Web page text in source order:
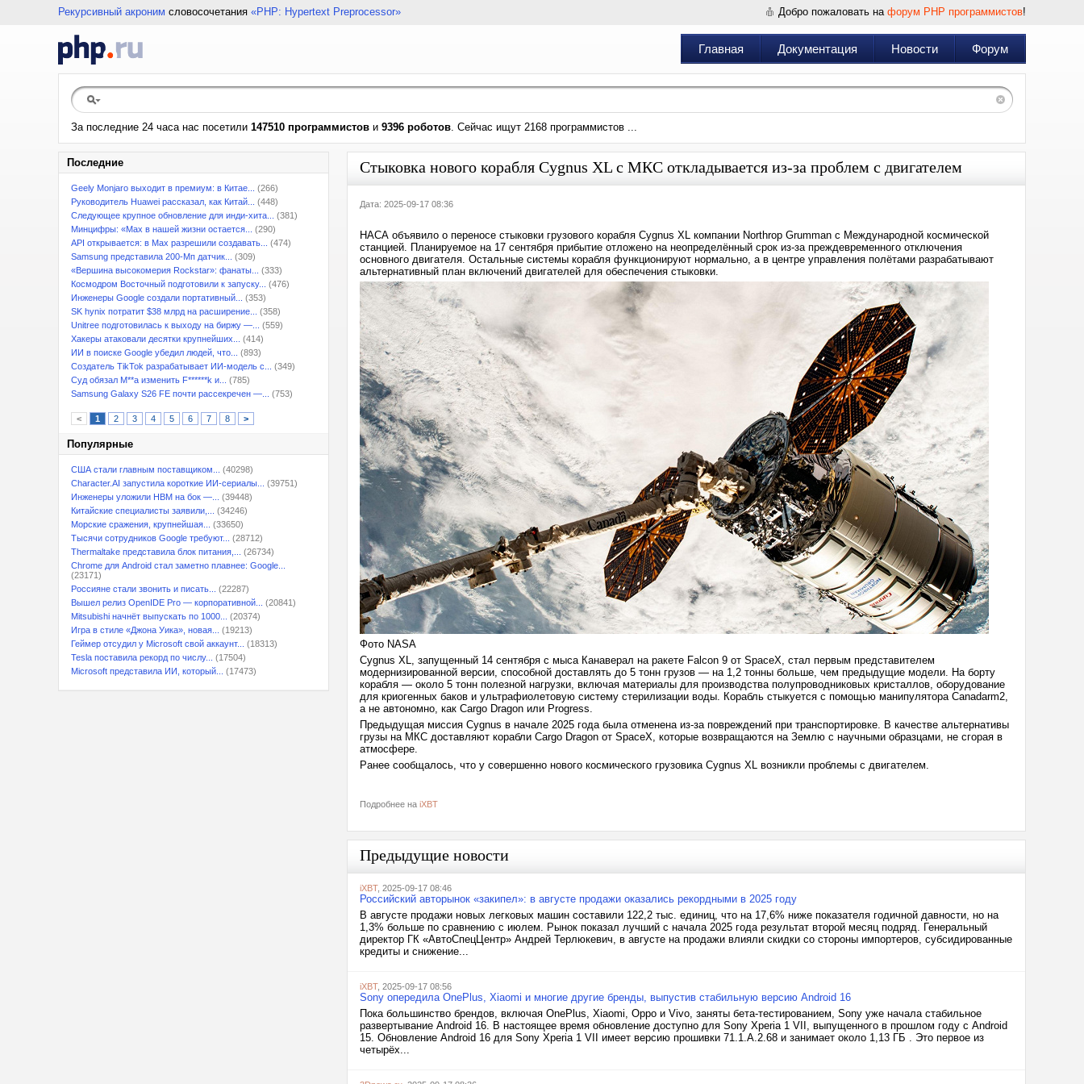
Рекурсивный акроним словосочетания «PHP: Hypertext Preprocessor» Добро пожаловать на форум PHP программистов!
Главная Документация Новости Форум
За последние 24 часа нас посетили 147510 программистов и 9396 роботов. Сейчас ищут 2168 программистов ...
Последние
Geely Monjaro выходит в премиум: в Китае...
(266)
Руководитель Huawei рассказал, как Китай...
(448)
Следующее крупное обновление для инди-хита...
(381)
Минцифры: «Max в нашей жизни остается...
(290)
API открывается: в Max разрешили создавать...
(474)
Samsung представила 200-Мп датчик...
(309)
«Вершина высокомерия Rockstar»: фанаты...
(333)
Космодром Восточный подготовили к запуску...
(476)
Инженеры Google создали портативный...
(353)
SK hynix потратит $38 млрд на расширение...
(358)
Unitree подготовилась к выходу на биржу —...
(559)
Хакеры атаковали десятки крупнейших...
(414)
ИИ в поиске Google убедил людей, что...
(893)
Создатель TikTok разрабатывает ИИ-модель с...
(349)
Суд обязал M**a изменить F******k и...
(785)
Samsung Galaxy S26 FE почти рассекречен —...
(753)
< 1 2 3 4 5 6 7 8 >
Популярные
США стали главным поставщиком...
(40298)
Character.AI запустила короткие ИИ-сериалы...
(39751)
Инженеры уложили HBM на бок —...
(39448)
Китайские специалисты заявили,...
(34246)
Морские сражения, крупнейшая...
(33650)
Тысячи сотрудников Google требуют...
(28712)
Thermaltake представила блок питания,...
(26734)
Chrome для Android стал заметно плавнее: Google...
(23171)
Россияне стали звонить и писать...
(22287)
Вышел релиз OpenIDE Pro — корпоративной...
(20841)
Mitsubishi начнёт выпускать по 1000...
(20374)
Игра в стиле «Джона Уика», новая...
(19213)
Геймер отсудил у Microsoft свой аккаунт...
(18313)
Tesla поставила рекорд по числу...
(17504)
Microsoft представила ИИ, который...
(17473)
Стыковка нового корабля Cygnus XL с МКС откладывается из-за проблем с двигателем
Дата: 2025-09-17 08:36
НАСА объявило о переносе стыковки грузового корабля Cygnus XL компании Northrop Grumman с Международной космической
станцией. Планируемое на 17 сентября прибытие отложено на неопределённый срок из-за преждевременного отключения
основного двигателя. Остальные системы корабля функционируют нормально, а в центре управления полётами разрабатывают
альтернативный план включений двигателей для обеспечения стыковки.
Фото NASA
Cygnus XL, запущенный 14 сентября с мыса Канаверал на ракете Falcon 9 от SpaceX, стал первым представителем
модернизированной версии, способной доставлять до 5 тонн грузов — на 1,2 тонны больше, чем предыдущие модели. На борту
корабля — около 5 тонн полезной нагрузки, включая материалы для производства полупроводниковых кристаллов, оборудование
для криогенных баков и ультрафиолетовую систему стерилизации воды. Корабль стыкуется с помощью манипулятора Canadarm2,
а не автономно, как Cargo Dragon или Progress.
Предыдущая миссия Cygnus в начале 2025 года была отменена из-за повреждений при транспортировке. В качестве альтернативы
грузы на МКС доставляют корабли Cargo Dragon от SpaceX, которые возвращаются на Землю с научными образцами, не сгорая в
атмосфере.
Ранее сообщалось, что у совершенно нового космического грузовика Cygnus XL возникли проблемы с двигателем.
Подробнее на iXBT
Предыдущие новости
iXBT, 2025-09-17 08:46
Российский авторынок «закипел»: в августе продажи оказались рекордными в 2025 году
В августе продажи новых легковых машин составили 122,2 тыс. единиц, что на 17,6% ниже показателя годичной давности, но на
1,3% больше по сравнению с июлем. Рынок показал лучший с начала 2025 года результат второй месяц подряд. Генеральный
директор ГК «АвтоСпецЦентр» Андрей Терлюкевич, в августе на продажи влияли скидки со стороны импортеров, субсидированные
кредиты и снижение...
iXBT, 2025-09-17 08:56
Sony опередила OnePlus, Xiaomi и многие другие бренды, выпустив стабильную версию Android 16
Пока большинство брендов, включая OnePlus, Xiaomi, Oppo и Vivo, заняты бета-тестированием, Sony уже начала стабильное
развертывание Android 16. В настоящее время обновление доступно для Sony Xperia 1 VII, выпущенного в прошлом году с Android
15. Обновление Android 16 для Sony Xperia 1 VII имеет версию прошивки 71.1.A.2.68 и занимает около 1,13 ГБ . Это первое из
четырёх...